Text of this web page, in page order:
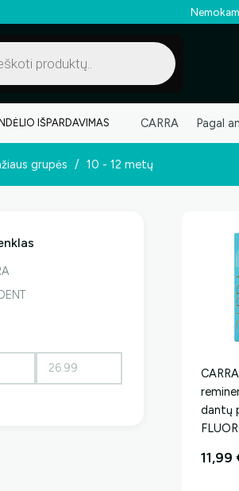
IŠPARDAVIMAS CARRA Pagal
grupės / 10 - 12 metų
dantų
11,99